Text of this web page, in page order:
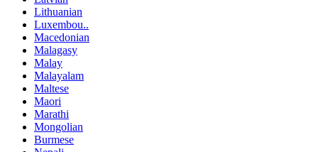
Lithuanian
Luxembou..
Macedonian
Malagasy
Malay
Malayalam
Maltese
Maori
Marathi
Mongolian
Burmese